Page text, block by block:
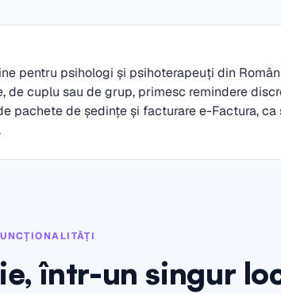
pentru psihologi și psihoterapeuți din
cuplu sau de grup, primesc remindere
pachete de ședințe și facturare e-Factura, ca
într-un singur